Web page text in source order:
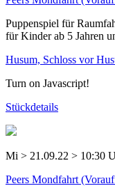
Puppenspiel für
für Kinder ab 5 Jahren
Husum, Schloss vor
Turn on Javascript!
Stückdetails
Mi > 21.09.22 > 10:30
Peers Mondfahrt